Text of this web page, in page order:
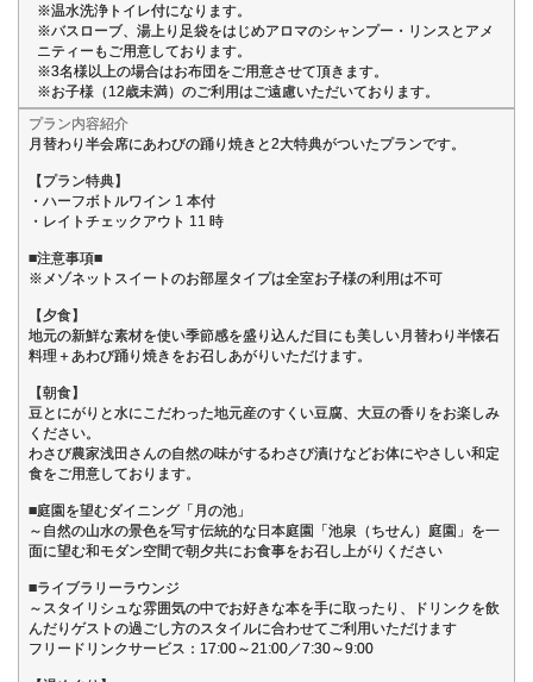
※温水洗浄トイレ付になります。
※バスローブ、湯上り足袋をはじめアロマのシャンプー・リンスとアメ
ニティーもご用意しております。
※3名様以上の場合はお布団をご用意させて頂きます。
※お子様（12歳未満）のご利用はご遠慮いただいております。
プラン内容紹介
月替わり半会席にあわびの踊り焼きと2大特典がついたプランです。
【プラン特典】
・ハーフボトルワイン 1 本付
・レイトチェックアウト 11 時
■注意事項■
※メゾネットスイートのお部屋タイプは全室お子様の利用は不可
【夕食】
地元の新鮮な素材を使い季節感を盛り込んだ目にも美しい月替わり半懐石
料理＋あわび踊り焼きをお召しあがりいただけます。
【朝食】
豆とにがりと水にこだわった地元産のすくい豆腐、大豆の香りをお楽しみ
ください。
わさび農家浅田さんの自然の味がするわさび漬けなどお体にやさしい和定
食をご用意しております。
■庭園を望むダイニング「月の池」
～自然の山水の景色を写す伝統的な日本庭園「池泉（ちせん）庭園」を一
面に望む和モダン空間で朝夕共にお食事をお召し上がりください
■ライブラリーラウンジ
～スタイリシュな雰囲気の中でお好きな本を手に取ったり、ドリンクを飲
んだりゲストの過ごし方のスタイルに合わせてご利用いただけます
フリードリンクサービス：17:00～21:00／7:30～9:00